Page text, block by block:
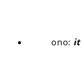
ono: it